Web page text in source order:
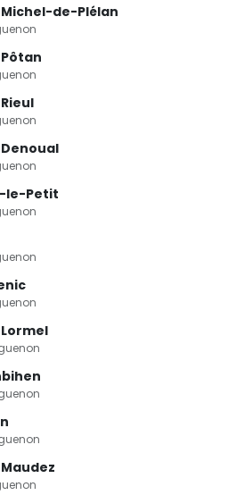
de-Plélan
le-Petit